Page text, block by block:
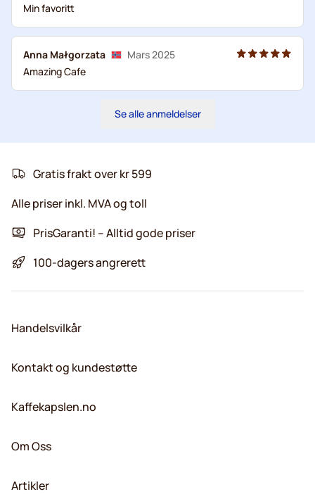
Min favoritt
Anna Małgorzata
Mars 2025
Amazing Cafe
Se alle anmeldelser
Gratis frakt over kr 599
Alle priser inkl. MVA og toll
PrisGaranti! – Alltid gode priser
100-dagers angrerett
Handelsvilkår
Kontakt og kundestøtte
Kaffekapslen.no
Om Oss
Artikler